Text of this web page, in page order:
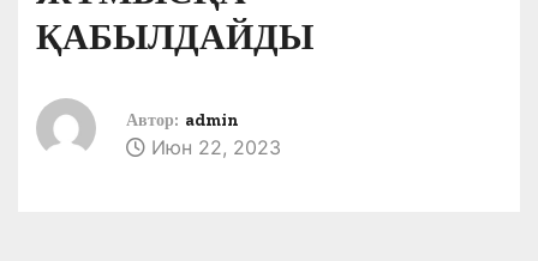
ҚАБЫЛДАЙДЫ
Автор: admin
Июн 22, 2023